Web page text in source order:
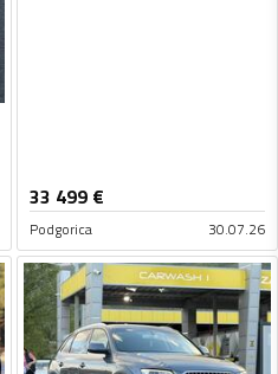
33 499 €
Podgorica 30.07.26